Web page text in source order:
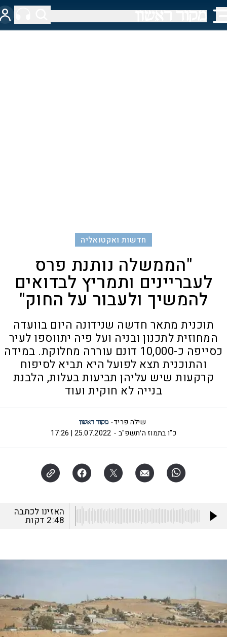
חדשות ואקטואליה
"הממשלה נותנת פרס
לעבריינים ותמריץ לבדואים
להמשיך ולעבור על החוק"
תוכנית מתאר חדשה שנידונה היום בוועדה
המחוזית לתכנון ובניה ועל פיה יתווספו לעיר
כסייפה כ-10,000 דונם עוררה מחלוקת. במידה
והתוכנית תצא לפועל היא תביא לסיפוח
קרקעות שיש עליהן תביעות בעלות, הלבנת
בנייה לא חוקית ועוד
שילה פריד
כ"ו בתמוז ה׳תשפ"ב
25.07.2022 | 17:26
האזינו לכתבה
2:48 דקות